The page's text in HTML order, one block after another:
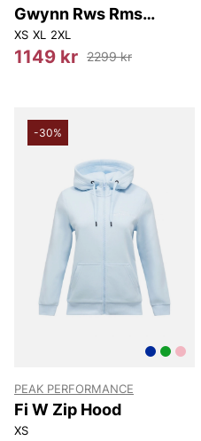
Gwynn Rws Rms
S00002 284
XS XL 2XL
1149 kr 2299 kr
-30%
PEAK PERFORMANCE
Fi W Zip Hood
XS